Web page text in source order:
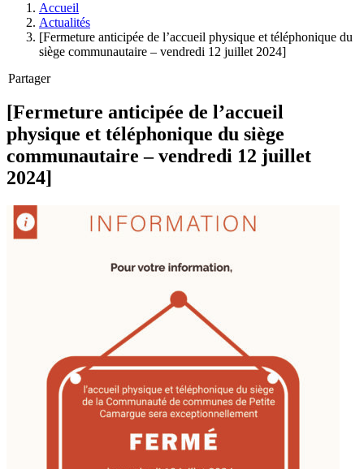
Accueil
Actualités
[Fermeture anticipée de l’accueil physique et téléphonique du
siège communautaire – vendredi 12 juillet 2024]
Partager
[Fermeture anticipée de l’accueil
physique et téléphonique du siège
communautaire – vendredi 12 juillet
2024]